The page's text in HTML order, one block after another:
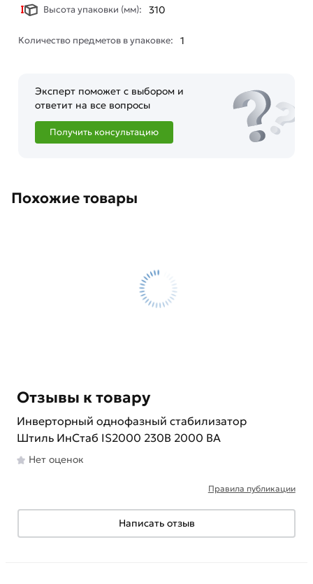
Высота упаковки (мм): 310
Количество предметов в упаковке: 1
Эксперт поможет с выбором и
ответит на все вопросы
Получить консультацию
Похожие товары
Отзывы к товару
Инверторный однофазный стабилизатор
Штиль ИнСтаб IS2000 230В 2000 ВА
Нет оценок
Правила публикации
Написать отзыв